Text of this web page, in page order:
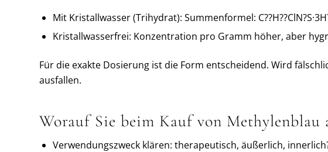
Mit Kristallwasser (Trihydrat): Summenformel:
Kristallwasserfrei: Konzentration pro Gramm höher, aber
Für die exakte Dosierung ist die Form entscheidend. Wird
ausfallen.
Worauf Sie beim Kauf von Methylenblau
Verwendungszweck klären: therapeutisch, äußerlich,